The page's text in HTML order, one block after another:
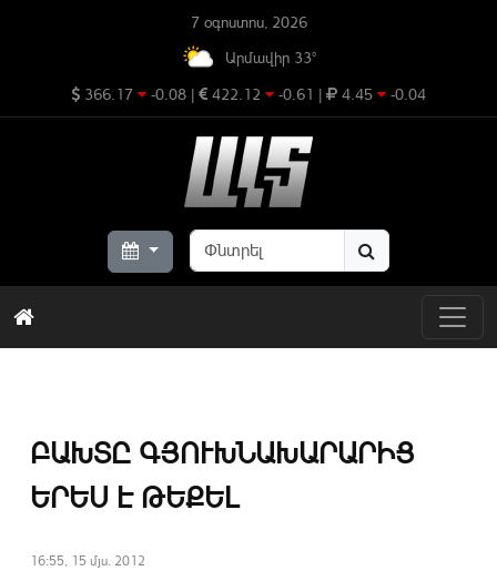
7 օգոստոս, 2026
Արմավիր 33°
366.17 -0.08 | 422.12 -0.61 | 4.45 -0.04
ԲԱԽՏԸ ԳՅՈՒԽՆԱԽԱՐԱՐԻՑ
ԵՐԵՍ Է ԹԵՔԵԼ
16:55, 15 մյս. 2012